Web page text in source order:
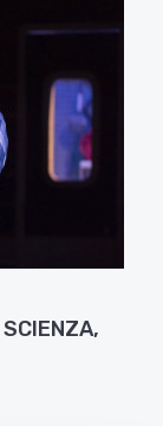
SCIENZA,